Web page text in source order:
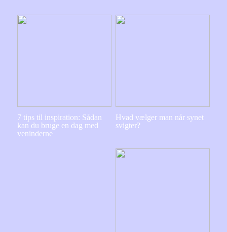
7 tips til inspiration: Sådan
kan du bruge en dag med
veninderne
Hvad vælger man når synet
svigter?